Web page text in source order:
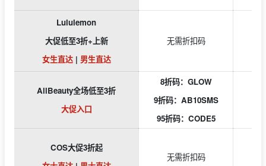
Lululemon
大促低至3折+上新
女生直达| 男生直达
无需折扣码
AllBeauty全场低至3折
大促入口
8折码：GLOW
9折码：AB10SMS
95折码：CODE5
COS大促3折起
无需折扣码